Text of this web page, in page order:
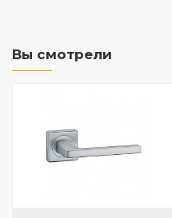
Вы смотрели